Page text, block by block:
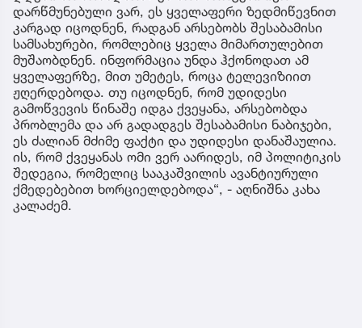
დარწმუნებული ვარ, ეს ყველაფერი ზედმიწევნით
კარგად იცოდნენ, რადგან არსებობს შესაბამისი
სამსახურები, რომლებიც ყველა მიმართულებით
მუშაობდნენ. ინფორმაცია უნდა ჰქონოდათ ამ
ყველაფერზე, მით უმეტეს, როცა ტელევიზიით
ჟღერდებოდა. თუ იცოდნენ, რომ უდიდესი
გამოწვევის წინაშე იდგა ქვეყანა, არსებობდა
პრობლემა და არ გადადგეს შესაბამისი ნაბიჯები,
ეს ძალიან მძიმე ფაქტი და უდიდესი დანაშაულია.
ის, რომ ქვეყანას ომი ვერ აარიდეს, იმ პოლიტიკის
შედეგია, რომელიც სააკაშვილის ავანტიურული
ქმედებებით ხორციელდებოდა“, - აღნიშნა კახა
კალაძემ.